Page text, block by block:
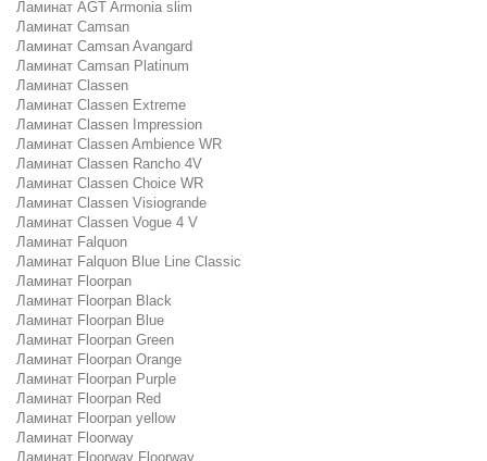
Ламинат AGT Armonia slim
Ламинат Camsan
Ламинат Camsan Avangard
Ламинат Camsan Platinum
Ламинат Classen
Ламинат Classen Extreme
Ламинат Classen Impression
Ламинат Classen Ambience WR
Ламинат Classen Rancho 4V
Ламинат Classen Choice WR
Ламинат Classen Visiogrande
Ламинат Classen Vogue 4 V
Ламинат Falquon
Ламинат Falquon Blue Line Classic
Ламинат Floorpan
Ламинат Floorpan Black
Ламинат Floorpan Blue
Ламинат Floorpan Green
Ламинат Floorpan Orange
Ламинат Floorpan Purple
Ламинат Floorpan Red
Ламинат Floorpan yellow
Ламинат Floorway
Ламинат Floorway Floorway